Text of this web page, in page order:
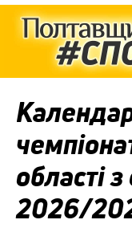
області
2026/